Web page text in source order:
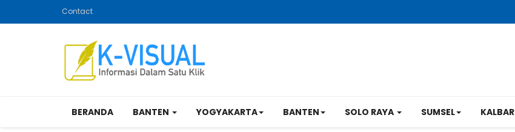
Contact
BERANDA BANTEN YOGYAKARTA BANTEN SOLO RAYA SUMSEL KALBAR